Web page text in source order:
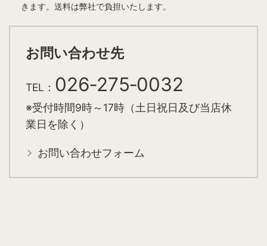
きます。送料は弊社で負担いたします。
お問い合わせ先
TEL： 026‑275‑0032
※受付時間9時～17時（土日祝日及び当店休
業日を除く）
お問い合わせフォーム